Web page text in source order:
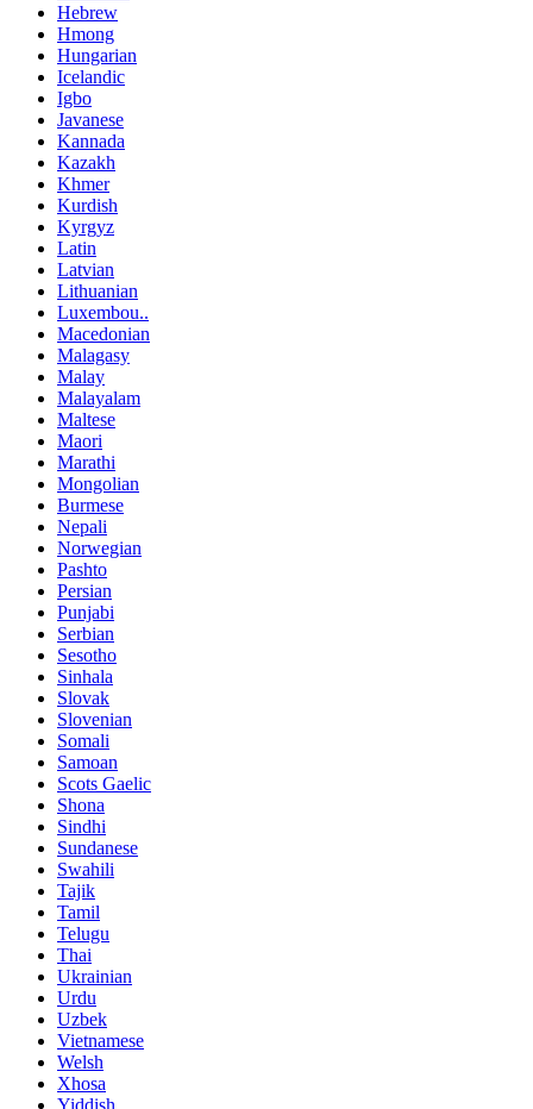
Hebrew
Hmong
Hungarian
Icelandic
Igbo
Javanese
Kannada
Kazakh
Khmer
Kurdish
Kyrgyz
Latin
Latvian
Lithuanian
Luxembou..
Macedonian
Malagasy
Malay
Malayalam
Maltese
Maori
Marathi
Mongolian
Burmese
Nepali
Norwegian
Pashto
Persian
Punjabi
Serbian
Sesotho
Sinhala
Slovak
Slovenian
Somali
Samoan
Scots Gaelic
Shona
Sindhi
Sundanese
Swahili
Tajik
Tamil
Telugu
Thai
Ukrainian
Urdu
Uzbek
Vietnamese
Welsh
Xhosa